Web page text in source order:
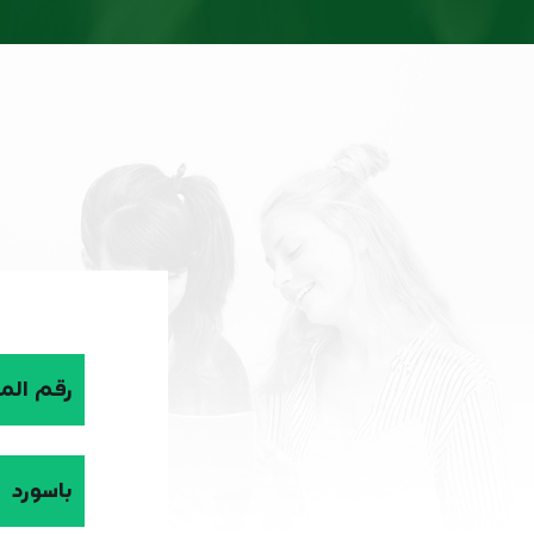
رقم
باسورد